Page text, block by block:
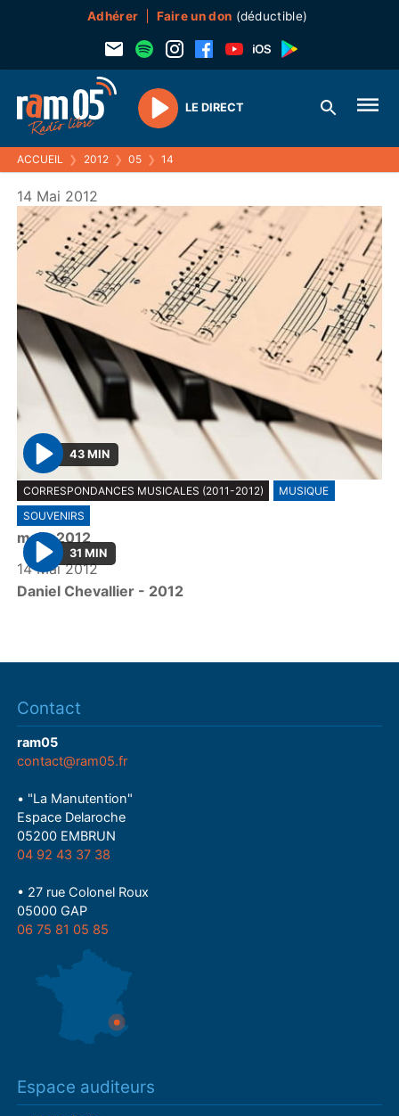
Adhérer Faire un don (déductible)
Play
LE DIRECT
ACCUEIL ❯ 2012 ❯ 05 ❯ 14
14 Mai 2012
P
l
a
y
43 MIN
CORRESPONDANCES MUSICALES (2011-2012)
MUSIQUE
SOUVENIRS
mai - 2012
14 Mai 2012
P
l
31 MIN
Daniel Chevallier - 2012
Contact
ram05
contact@ram05.fr
• "La Manutention"
Espace Delaroche
05200 EMBRUN
04 92 43 37 38
• 27 rue Colonel Roux
05000 GAP
06 75 81 05 85
Espace auditeurs